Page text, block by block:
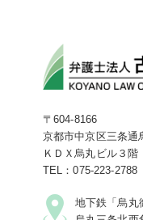
〒604-8166
京都市中京区三条通
ＫＤＸ烏丸ビル３階
TEL：075-223-2788
地下鉄「烏丸